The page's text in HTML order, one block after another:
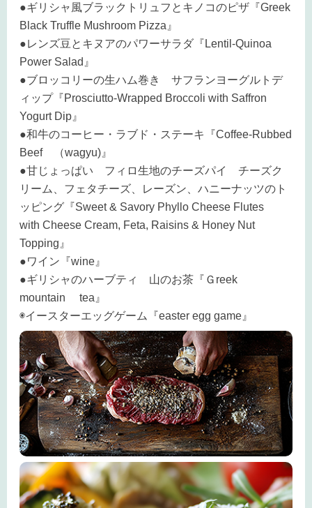
●ギリシャ風ブラックトリュフとキノコのピザ『Greek
Black Truffle Mushroom Pizza』
●レンズ豆とキヌアのパワーサラダ『Lentil-Quinoa
Power Salad』
●ブロッコリーの生ハム巻き サフランヨーグルトデ
ィップ『Prosciutto-Wrapped Broccoli with Saffron
Yogurt Dip』
●和牛のコーヒー・ラブド・ステーキ『Coffee-Rubbed
Beef （wagyu)』
●甘じょっぱい フィロ生地のチーズパイ チーズク
リーム、フェタチーズ、レーズン、ハニーナッツのト
ッピング『Sweet & Savory Phyllo Cheese Flutes
with Cheese Cream, Feta, Raisins & Honey Nut
Topping』
●ワイン『wine』
●ギリシャのハーブティ 山のお茶『Ｇreek
mountain tea』
◉イースターエッグゲーム『easter egg game』